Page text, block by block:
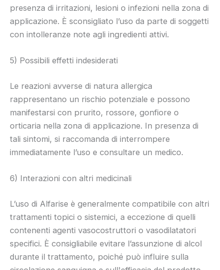
presenza di irritazioni, lesioni o infezioni nella zona di
applicazione. È sconsigliato l’uso da parte di soggetti
con intolleranze note agli ingredienti attivi.
5) Possibili effetti indesiderati
Le reazioni avverse di natura allergica
rappresentano un rischio potenziale e possono
manifestarsi con prurito, rossore, gonfiore o
orticaria nella zona di applicazione. In presenza di
tali sintomi, si raccomanda di interrompere
immediatamente l’uso e consultare un medico.
6) Interazioni con altri medicinali
L’uso di Alfarise è generalmente compatibile con altri
trattamenti topici o sistemici, a eccezione di quelli
contenenti agenti vasocostruttori o vasodilatatori
specifici. È consigliabile evitare l’assunzione di alcol
durante il trattamento, poiché può influire sulla